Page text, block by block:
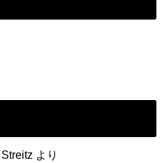
より